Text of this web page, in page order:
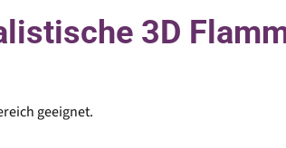
3D
geeignet.